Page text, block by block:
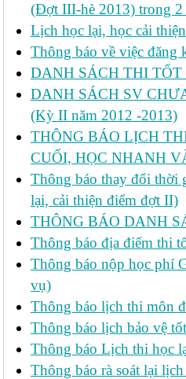
(Đợt III-hè 2013) trong
Lịch học lại, học cải
Thông báo về việc
DANH SÁCH THI
DANH SÁCH SV
(Kỳ II năm 2012 -2013)
THÔNG BÁO LỊCH
CUỐI, HỌC NHANH
Thông báo thay đổi thời
lại, cải thiện điểm đợt II)
THÔNG BÁO DANH
Thông báo địa điểm thi
Thông báo nộp học phí
vụ)
Thông báo lịch thi môn
Thông báo lịch bảo vệ
Thông báo Lịch thi học
Thông báo rà soát lại